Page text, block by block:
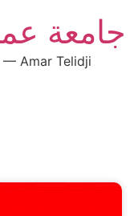
جامعة
— Amar Telidji